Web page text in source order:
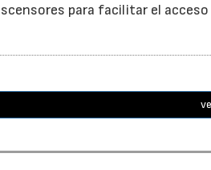
para facilitar el